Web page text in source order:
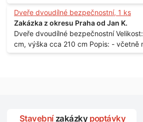
samozamýkacích zámků pro panelový dům -
vchodové dveře umístěné v
portálu - předmětem dodávky bude i
stávajících a už nevyhovujících
umělohmotných vstupů Množství: - 8 ks Lokalita: - 7, 9,
Dveře dvoudílné bezpečnostní, 1 ks
Zakázka z okresu Praha od Jan K.
Dveře dvoudílné bezpečnostní Velikost: - šířka cca 2x 65
cm, výška cca 210 cm Popis: - včetně montáže - cihlový
dům, 2. patro - vchod z chodby -
Stavební zakázky poptávky